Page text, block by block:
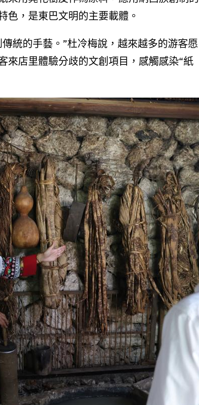
色，是東巴文明的主要載體。
統的手藝。”杜冷梅說，越來越多的游客愿
來店里體驗分歧的文創項目，感觸感染“紙